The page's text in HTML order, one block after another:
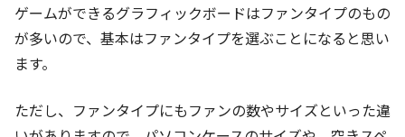
ゲームができるグラフィックボードはファンタイプのもの
が多いので、基本はファンタイプを選ぶことになると思い
ます。
ただし、ファンタイプにもファンの数やサイズといった違